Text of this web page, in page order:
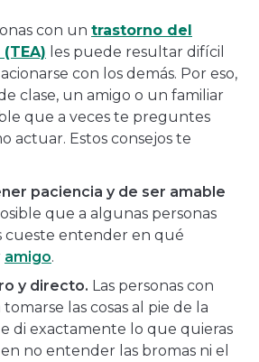
nueva
ventana
con un trastorno del
les puede resultar difícil
con los demás. Por eso,
clase, un amigo o un familiar
que a veces te preguntes
actuar. Estos consejos te
paciencia y de ser amable
que a algunas personas
cueste entender en qué
amigo.
y directo. Las personas con
las cosas al pie de la
di exactamente lo que quieras
no entender las bromas ni el